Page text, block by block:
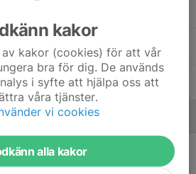
Ali
Assisterande tränare
kakor
av kakor (cookies) för att vår
bra för dig. De används
i syfte att hjälpa oss att
våra tjänster.
vi cookies
alla kakor